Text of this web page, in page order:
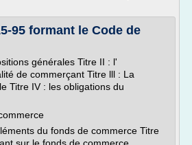
95 formant le Code de
générales Titre II : l'
de commerçant Titre lll : La
Titre IV : les obligations du
du fonds de commerce Titre